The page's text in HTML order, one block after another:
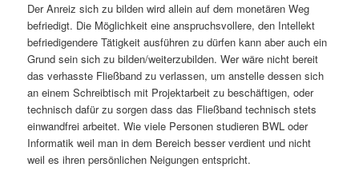
Der Anreiz sich zu bilden wird allein auf dem monetären Weg
befriedigt. Die Möglichkeit eine anspruchsvollere, den Intellekt
befriedigendere Tätigkeit ausführen zu dürfen kann aber auch ein
Grund sein sich zu bilden/weiterzubilden. Wer wäre nicht bereit
das verhasste Fließband zu verlassen, um anstelle dessen sich
an einem Schreibtisch mit Projektarbeit zu beschäftigen, oder
technisch dafür zu sorgen dass das Fließband technisch stets
einwandfrei arbeitet. Wie viele Personen studieren BWL oder
Informatik weil man in dem Bereich besser verdient und nicht
weil es ihren persönlichen Neigungen entspricht.